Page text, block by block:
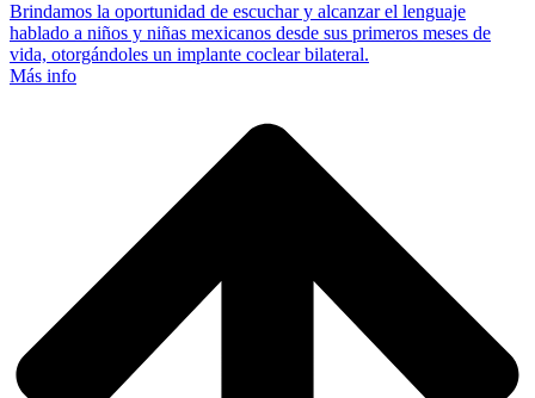
Brindamos la oportunidad de escuchar y alcanzar el lenguaje
hablado a niños y niñas mexicanos desde sus primeros meses de
vida, otorgándoles un implante coclear bilateral.
Más info